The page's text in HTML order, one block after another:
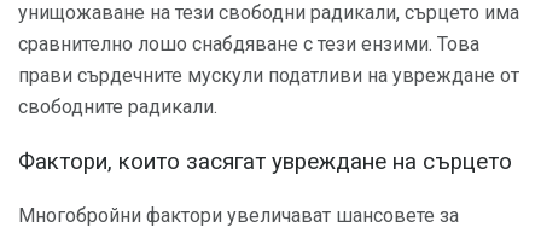
унищожаване на тези свободни радикали, сърцето има
сравнително лошо снабдяване с тези ензими. Това
прави сърдечните мускули податливи на увреждане от
свободните радикали.
Фактори, които засягат увреждане на сърцето
Многобройни фактори увеличават шансовете за